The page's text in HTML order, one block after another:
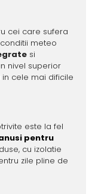
cei care sufera
meteo
si
nivel superior
cele mai dificile
este la fel
pentru
cu izolatie
zile pline de